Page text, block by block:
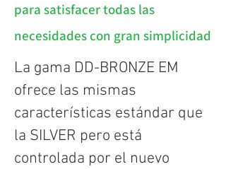
para satisfacer todas las
necesidades con gran simplicidad
La gama DD-BRONZE EM
ofrece las mismas
características estándar que
la SILVER pero está
controlada por el nuevo